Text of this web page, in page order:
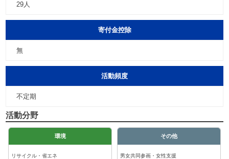
29人
寄付金控除
無
活動頻度
不定期
活動分野
環境
リサイクル・省エネ
その他
男女共同参画・女性支援